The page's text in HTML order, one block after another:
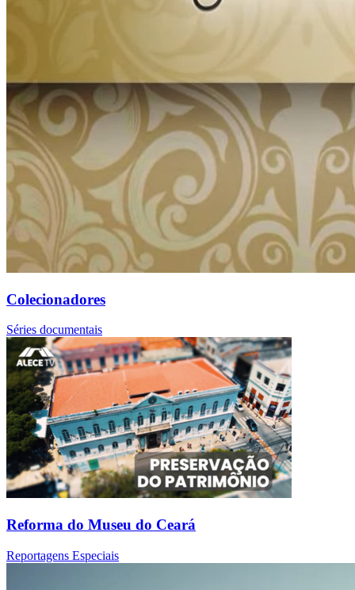
Colecionadores
Séries documentais
Reforma do Museu do Ceará
Reportagens Especiais